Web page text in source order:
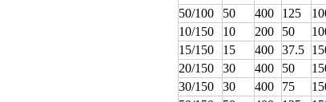
50/100
50 400 125
10/150
10 200 50
15/150
15 400 37.5
20/150
30 400 50
30/150
30 400 75